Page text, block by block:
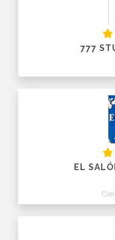
777
EL